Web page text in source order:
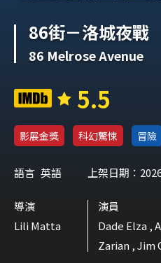
86街－洛城夜戰
86 Melrose Avenue
5.5
影展金獎 科幻驚悚 冒險
語言 英語 上架日期：
導演
Lili Matta
演員
Dade Elza ,
Zarian , Jim